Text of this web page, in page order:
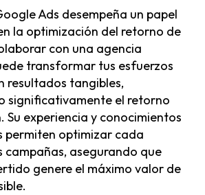
Ads desempeña un papel
la optimización del retorno de
con una agencia
transformar tus esfuerzos
resultados tangibles,
significativamente el retorno
Su experiencia y conocimientos
permiten optimizar cada
campañas, asegurando que
genere el máximo valor de